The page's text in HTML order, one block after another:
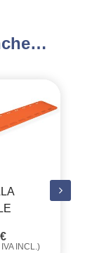
€
IVA INCL.)